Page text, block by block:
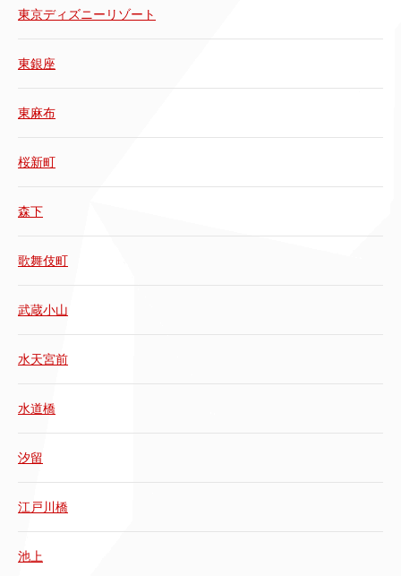
東京ディズニーリゾート
東銀座
東麻布
桜新町
森下
歌舞伎町
武蔵小山
水天宮前
水道橋
汐留
江戸川橋
池上